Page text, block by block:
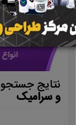
نتایج
و سرامیک